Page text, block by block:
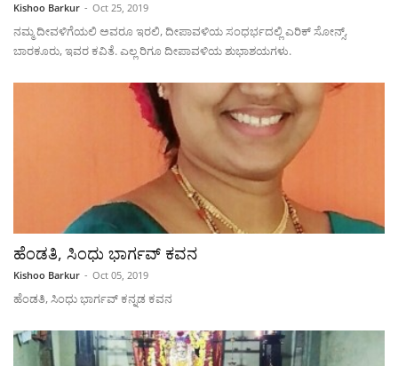
Kishoo Barkur - Oct 25, 2019
ನಮ್ಮ ದೀವಳಿಗೆಯಲಿ ಅವರೂ ಇರಲಿ, ದೀಪಾವಳಿಯ ಸಂಧರ್ಭದಲ್ಲಿ ಎರಿಕ್ ಸೋನ್ಸ್,
ಬಾರಕೂರು, ಇವರ ಕವಿತೆ. ಎಲ್ಲ ರಿಗೂ ದೀಪಾವಳಿಯ ಶುಭಾಶಯಗಳು.
ಹೆಂಡತಿ, ಸಿಂಧು ಭಾರ್ಗವ್ ಕವನ
Kishoo Barkur - Oct 05, 2019
ಹೆಂಡತಿ, ಸಿಂಧು ಭಾರ್ಗವ್ ಕನ್ನಡ ಕವನ